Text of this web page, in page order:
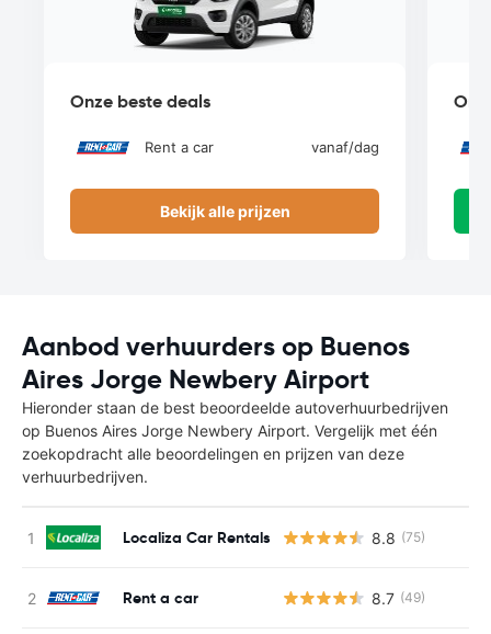
Onze beste deals
Rent a car vanaf/dag
Bekijk alle prijzen
Aanbod verhuurders op Buenos
Aires Jorge Newbery Airport
Hieronder staan de best beoordeelde autoverhuurbedrijven
op Buenos Aires Jorge Newbery Airport. Vergelijk met één
zoekopdracht alle beoordelingen en prijzen van deze
verhuurbedrijven.
Localiza Car Rentals 8.8 (75)
Rent a car 8.7 (49)